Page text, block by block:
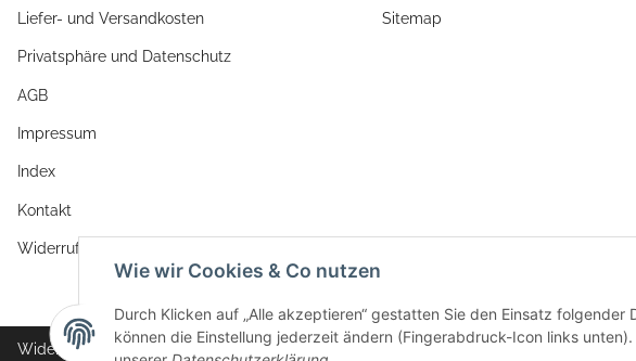
Liefer- und Versandkosten
Privatsphäre und Datenschutz
AGB
Impressum
Index
Kontakt
Widerrufsrecht
Sitemap
Widerrufsbutton
Wie wir Cookies & Co nutzen
Durch Klicken auf „Alle akzeptieren“ gestatten Sie den Einsatz folgender
können die Einstellung jederzeit ändern (Fingerabdruck-Icon links